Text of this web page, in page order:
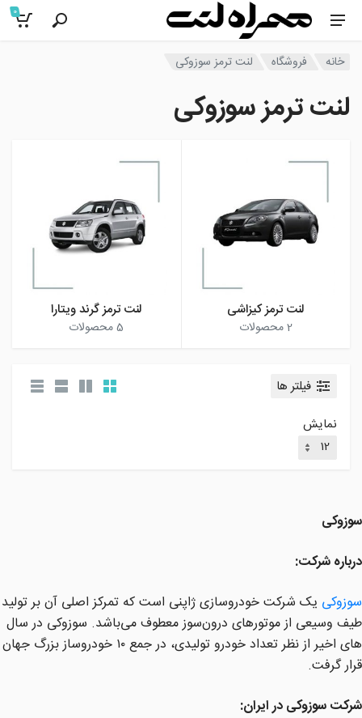
0
خانه فروشگاه لنت ترمز سوزوکی
لنت ترمز سوزوکی
لنت ترمز کیزاشی
2محصولات
لنت ترمز گرند ویتارا
5محصولات
فیلتر ها
نمایش
سوزوکی
درباره شرکت:
سوزوکی یک شرکت خودروسازی ژاپنی است که تمرکز اصلی آن بر تولید
طیف وسیعی از موتورهای درون‌سوز معطوف می‌باشد. سوزوکی در سال
های اخیر از نظر تعداد خودرو تولیدی، در جمع ۱۰ خودروساز بزرگ جهان
قرار گرفت.
شرکت سوزوکی در ایران: